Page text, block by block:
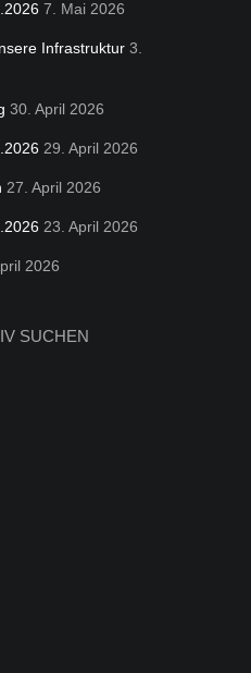
7. Mai 2026
Infrastruktur 3.
30. April 2026
29. April 2026
27. April 2026
23. April 2026
2026
SUCHEN